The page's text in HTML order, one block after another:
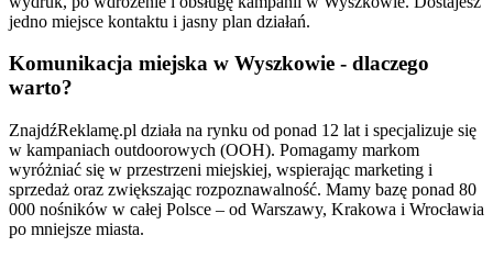
jedno miejsce kontaktu i jasny plan działań.
Komunikacja miejska w Wyszkowie - dlaczego
warto?
ZnajdźReklamę.pl działa na rynku od ponad 12 lat i specjalizuje się
w kampaniach outdoorowych (OOH). Pomagamy markom
wyróżniać się w przestrzeni miejskiej, wspierając marketing i
sprzedaż oraz zwiększając rozpoznawalność. Mamy bazę ponad 80
000 nośników w całej Polsce – od Warszawy, Krakowa i Wrocławia
po mniejsze miasta.